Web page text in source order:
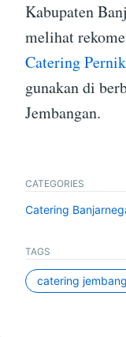
Kabupaten
melihat
Catering
gunakan di
Jembangan.
CATEGORIES
Catering
TAGS
catering